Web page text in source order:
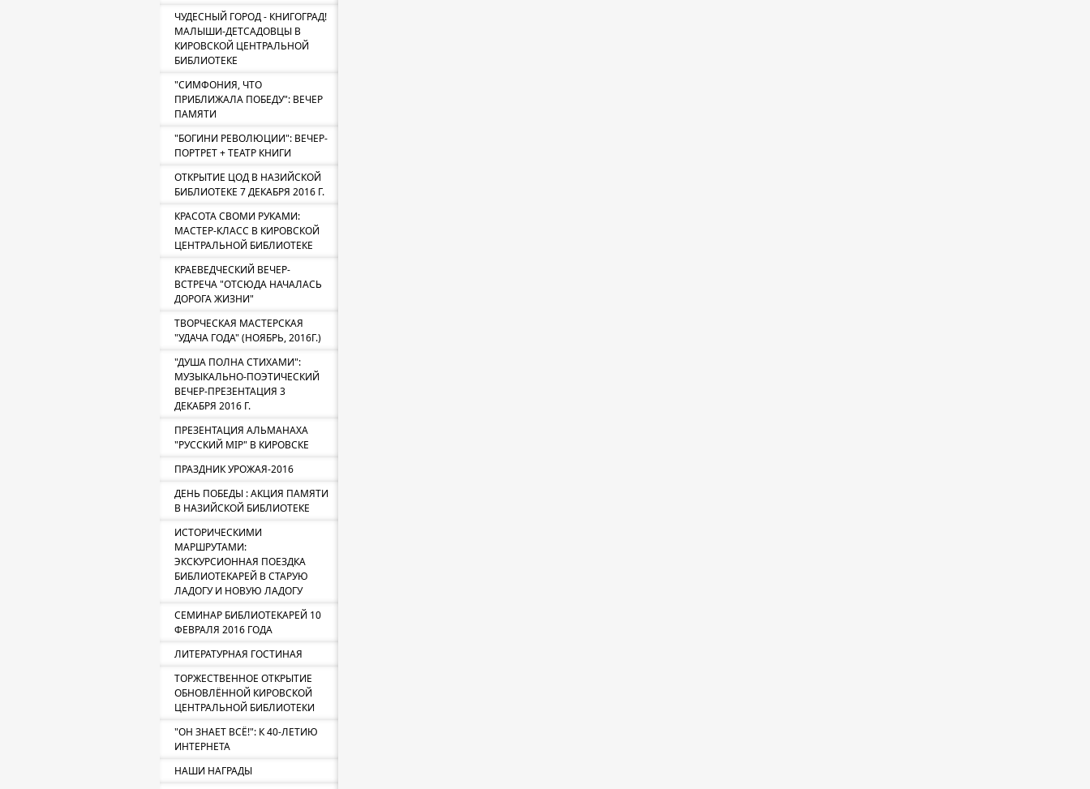
ЧУДЕСНЫЙ ГОРОД - КНИГОГРАД!
МАЛЫШИ-ДЕТСАДОВЦЫ В
КИРОВСКОЙ ЦЕНТРАЛЬНОЙ
БИБЛИОТЕКЕ
"СИМФОНИЯ, ЧТО
ПРИБЛИЖАЛА ПОБЕДУ": ВЕЧЕР
ПАМЯТИ
"БОГИНИ РЕВОЛЮЦИИ": ВЕЧЕР-
ПОРТРЕТ + ТЕАТР КНИГИ
ОТКРЫТИЕ ЦОД В НАЗИЙСКОЙ
БИБЛИОТЕКЕ 7 ДЕКАБРЯ 2016 Г.
КРАСОТА СВОМИ РУКАМИ:
МАСТЕР-КЛАСС В КИРОВСКОЙ
ЦЕНТРАЛЬНОЙ БИБЛИОТЕКЕ
КРАЕВЕДЧЕСКИЙ ВЕЧЕР-
ВСТРЕЧА "ОТСЮДА НАЧАЛАСЬ
ДОРОГА ЖИЗНИ"
ТВОРЧЕСКАЯ МАСТЕРСКАЯ
"УДАЧА ГОДА" (НОЯБРЬ, 2016Г.)
"ДУША ПОЛНА СТИХАМИ":
МУЗЫКАЛЬНО-ПОЭТИЧЕСКИЙ
ВЕЧЕР-ПРЕЗЕНТАЦИЯ 3
ДЕКАБРЯ 2016 Г.
ПРЕЗЕНТАЦИЯ АЛЬМАНАХА
"РУССКИЙ МIР" В КИРОВСКЕ
ПРАЗДНИК УРОЖАЯ-2016
ДЕНЬ ПОБЕДЫ : АКЦИЯ ПАМЯТИ
В НАЗИЙСКОЙ БИБЛИОТЕКЕ
ИСТОРИЧЕСКИМИ
МАРШРУТАМИ:
ЭКСКУРСИОННАЯ ПОЕЗДКА
БИБЛИОТЕКАРЕЙ В СТАРУЮ
ЛАДОГУ И НОВУЮ ЛАДОГУ
СЕМИНАР БИБЛИОТЕКАРЕЙ 10
ФЕВРАЛЯ 2016 ГОДА
ЛИТЕРАТУРНАЯ ГОСТИНАЯ
ТОРЖЕСТВЕННОЕ ОТКРЫТИЕ
ОБНОВЛЁННОЙ КИРОВСКОЙ
ЦЕНТРАЛЬНОЙ БИБЛИОТЕКИ
"ОН ЗНАЕТ ВСЁ!": К 40-ЛЕТИЮ
ИНТЕРНЕТА
НАШИ НАГРАДЫ